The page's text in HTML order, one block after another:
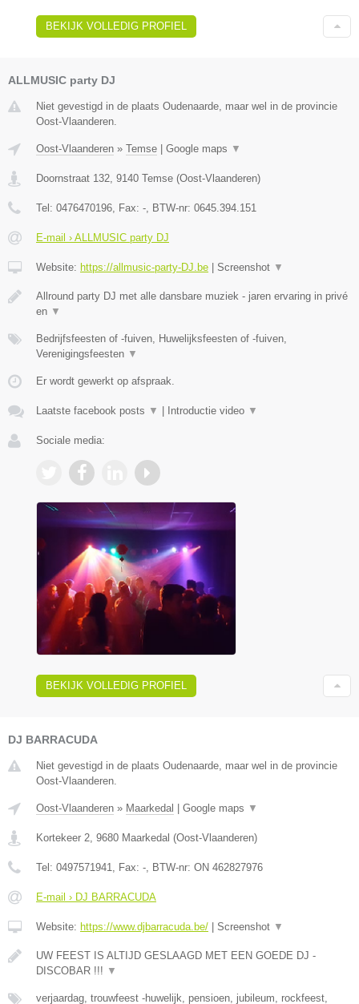
BEKIJK VOLLEDIG PROFIEL
ALLMUSIC party DJ
Niet gevestigd in de plaats Oudenaarde, maar wel in de provincie
Oost-Vlaanderen.
Oost-Vlaanderen » Temse Google maps ▼
Doornstraat 132 9140 Temse (Oost-Vlaanderen)
Tel: 0476470196 , Fax: - , BTW-nr: 0645.394.151
E-mail › ALLMUSIC party DJ
Website: https://allmusic-party-DJ.be Screenshot ▼
Allround party DJ met alle dansbare muziek - jaren ervaring in privé
en ▼
Bedrijfsfeesten of -fuiven, Huwelijksfeesten of -fuiven,
Verenigingsfeesten ▼
Er wordt gewerkt op afspraak.
Laatste facebook posts ▼ Introductie video ▼
Sociale media:
BEKIJK VOLLEDIG PROFIEL
DJ BARRACUDA
Niet gevestigd in de plaats Oudenaarde, maar wel in de provincie
Oost-Vlaanderen.
Oost-Vlaanderen » Maarkedal Google maps ▼
Kortekeer 2, 9680 Maarkedal (Oost-Vlaanderen)
Tel: 0497571941, Fax: -, BTW-nr: ON 462827976
E-mail › DJ BARRACUDA
Website: https://www.djbarracuda.be/ Screenshot ▼
UW FEEST IS ALTIJD GESLAAGD MET EEN GOEDE DJ -
DISCOBAR !!! ▼
verjaardag, trouwfeest -huwelijk, pensioen, jubileum, rockfeest,